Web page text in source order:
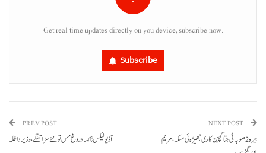
Get real time updates directly on you device, subscribe now.
Subscribe
PREV POST
آڈیو لیکس نا کِسہ دروغ مس تو ننے سزا تننگے، وزیر داخلہ
NEXT POST
بیرہ 2 صوبہ ٹی جتا گچین کاری جھیڑہ ئی مسکہ، مریم